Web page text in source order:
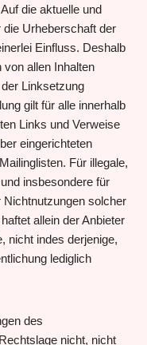
die aktuelle und
Urheberschaft der
Einfluss. Deshalb
allen Inhalten
Linksetzung
gilt für alle innerhalb
Links und Verweise
eingerichteten
Für illegale,
insbesondere für
Nichtnutzungen solcher
allein der Anbieter
nicht indes derjenige,
lediglich
des
nicht, nicht